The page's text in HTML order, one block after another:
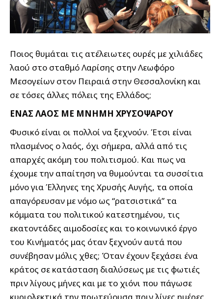
Ποιος θυμάται τις ατέλειωτες ουρές με χιλιάδες
λαού στο σταθμό Λαρίσης στην Λεωφόρο
Μεσογείων στον Πειραιά στην Θεσσαλονίκη και
σε τόσες άλλες πόλεις της Ελλάδος;
ΕΝΑΣ ΛΑΟΣ ΜΕ ΜΝΗΜΗ ΧΡΥΣΟΨΑΡΟΥ
Φυσικό είναι οι πολλοί να ξεχνούν. Έτσι είναι
πλασμένος ο λαός, όχι σήμερα, αλλά από τις
απαρχές ακόμη του πολιτισμού. Και πως να
έχουμε την απαίτηση να θυμούνται τα συσσίτια
μόνο για Έλληνες της Χρυσής Αυγής, τα οποία
απαγόρευσαν με νόμο ως “ρατσιστικά” τα
κόμματα του πολιτικού κατεστημένου, τις
εκατοντάδες αιμοδοσίες και το κοινωνικό έργο
του Κινήματός μας όταν ξεχνούν αυτά που
συνέβησαν μόλις χθες; Όταν έχουν ξεχάσει ένα
κράτος σε κατάσταση διαλύσεως με τις φωτιές
πριν λίγους μήνες και με το χιόνι που πάγωσε